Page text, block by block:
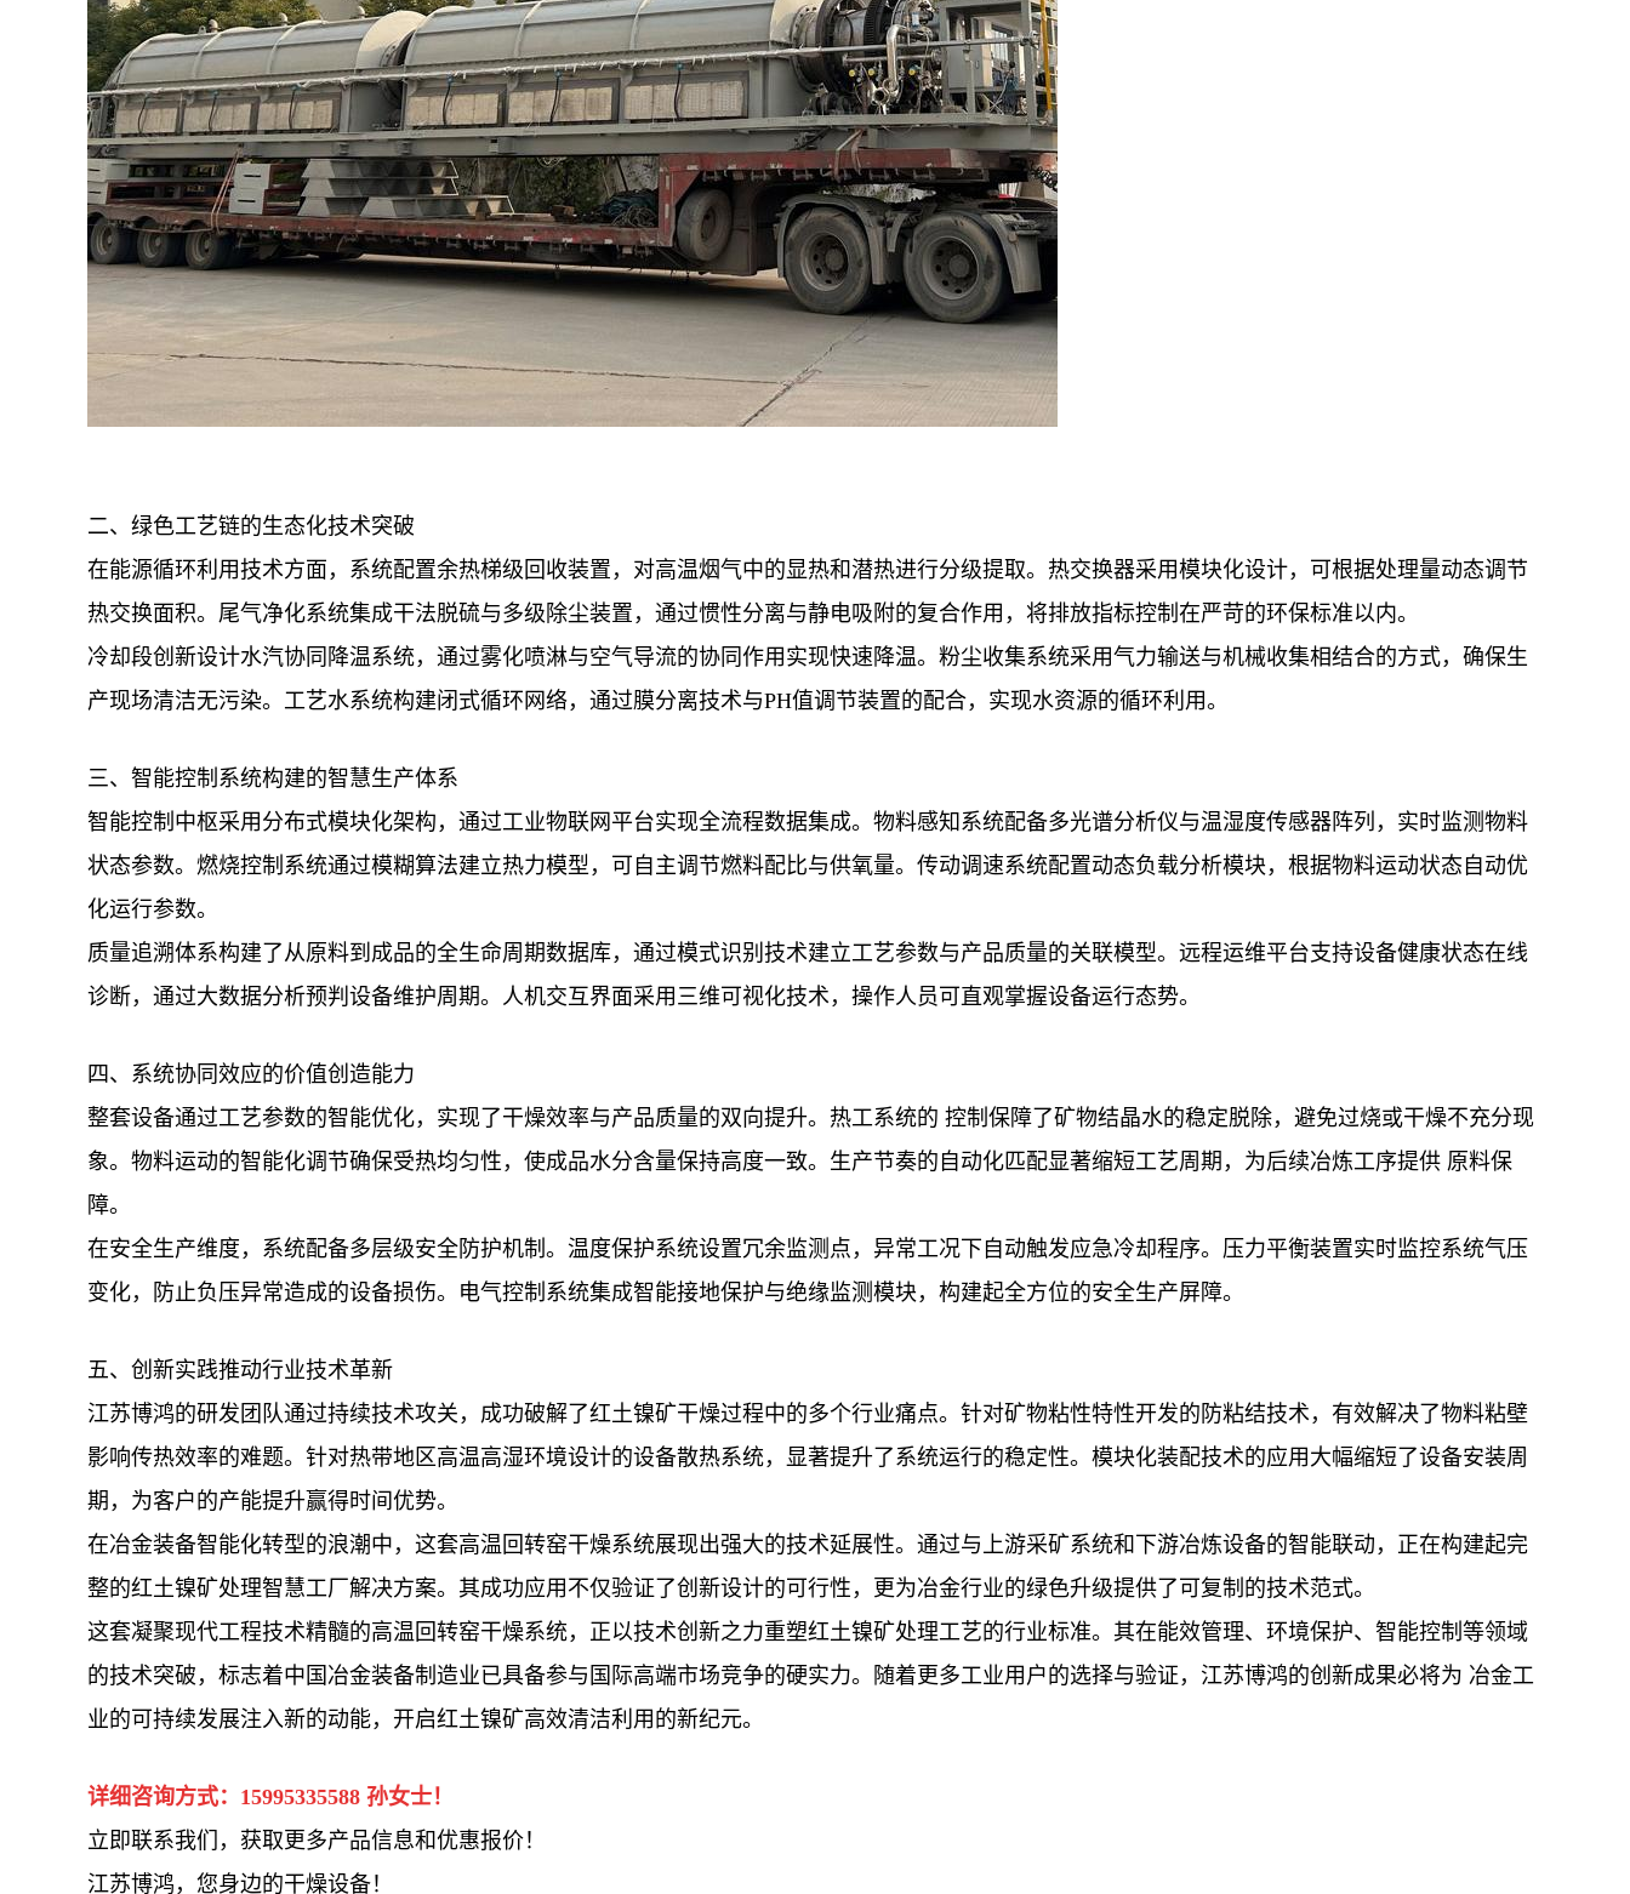
二、绿色工艺链的生态化技术突破
在能源循环利用技术方面，系统配置余热梯级回收装置，对高温烟气中的显热和潜热进行分级提取。热交换器采用模块化设计，可根据处理量动态调节
热交换面积。尾气净化系统集成干法脱硫与多级除尘装置，通过惯性分离与静电吸附的复合作用，将排放指标控制在严苛的环保标准以内。
冷却段创新设计水汽协同降温系统，通过雾化喷淋与空气导流的协同作用实现快速降温。粉尘收集系统采用气力输送与机械收集相结合的方式，确保生
产现场清洁无污染。工艺水系统构建闭式循环网络，通过膜分离技术与PH值调节装置的配合，实现水资源的循环利用。
三、智能控制系统构建的智慧生产体系
智能控制中枢采用分布式模块化架构，通过工业物联网平台实现全流程数据集成。物料感知系统配备多光谱分析仪与温湿度传感器阵列，实时监测物料
状态参数。燃烧控制系统通过模糊算法建立热力模型，可自主调节燃料配比与供氧量。传动调速系统配置动态负载分析模块，根据物料运动状态自动优
化运行参数。
质量追溯体系构建了从原料到成品的全生命周期数据库，通过模式识别技术建立工艺参数与产品质量的关联模型。远程运维平台支持设备健康状态在线
诊断，通过大数据分析预判设备维护周期。人机交互界面采用三维可视化技术，操作人员可直观掌握设备运行态势。
四、系统协同效应的价值创造能力
整套设备通过工艺参数的智能优化，实现了干燥效率与产品质量的双向提升。热工系统的 控制保障了矿物结晶水的稳定脱除，避免过烧或干燥不充分现
象。物料运动的智能化调节确保受热均匀性，使成品水分含量保持高度一致。生产节奏的自动化匹配显著缩短工艺周期，为后续冶炼工序提供 原料保
障。
在安全生产维度，系统配备多层级安全防护机制。温度保护系统设置冗余监测点，异常工况下自动触发应急冷却程序。压力平衡装置实时监控系统气压
变化，防止负压异常造成的设备损伤。电气控制系统集成智能接地保护与绝缘监测模块，构建起全方位的安全生产屏障。
五、创新实践推动行业技术革新
江苏博鸿的研发团队通过持续技术攻关，成功破解了红土镍矿干燥过程中的多个行业痛点。针对矿物粘性特性开发的防粘结技术，有效解决了物料粘壁
影响传热效率的难题。针对热带地区高温高湿环境设计的设备散热系统，显著提升了系统运行的稳定性。模块化装配技术的应用大幅缩短了设备安装周
期，为客户的产能提升赢得时间优势。
在冶金装备智能化转型的浪潮中，这套高温回转窑干燥系统展现出强大的技术延展性。通过与上游采矿系统和下游冶炼设备的智能联动，正在构建起完
整的红土镍矿处理智慧工厂解决方案。其成功应用不仅验证了创新设计的可行性，更为冶金行业的绿色升级提供了可复制的技术范式。
这套凝聚现代工程技术精髓的高温回转窑干燥系统，正以技术创新之力重塑红土镍矿处理工艺的行业标准。其在能效管理、环境保护、智能控制等领域
的技术突破，标志着中国冶金装备制造业已具备参与国际高端市场竞争的硬实力。随着更多工业用户的选择与验证，江苏博鸿的创新成果必将为 冶金工
业的可持续发展注入新的动能，开启红土镍矿高效清洁利用的新纪元。
详细咨询方式： 15995335588 孙女士！
立即联系我们，获取更多产品信息和优惠报价！
江苏博鸿，您身边的干燥设备！